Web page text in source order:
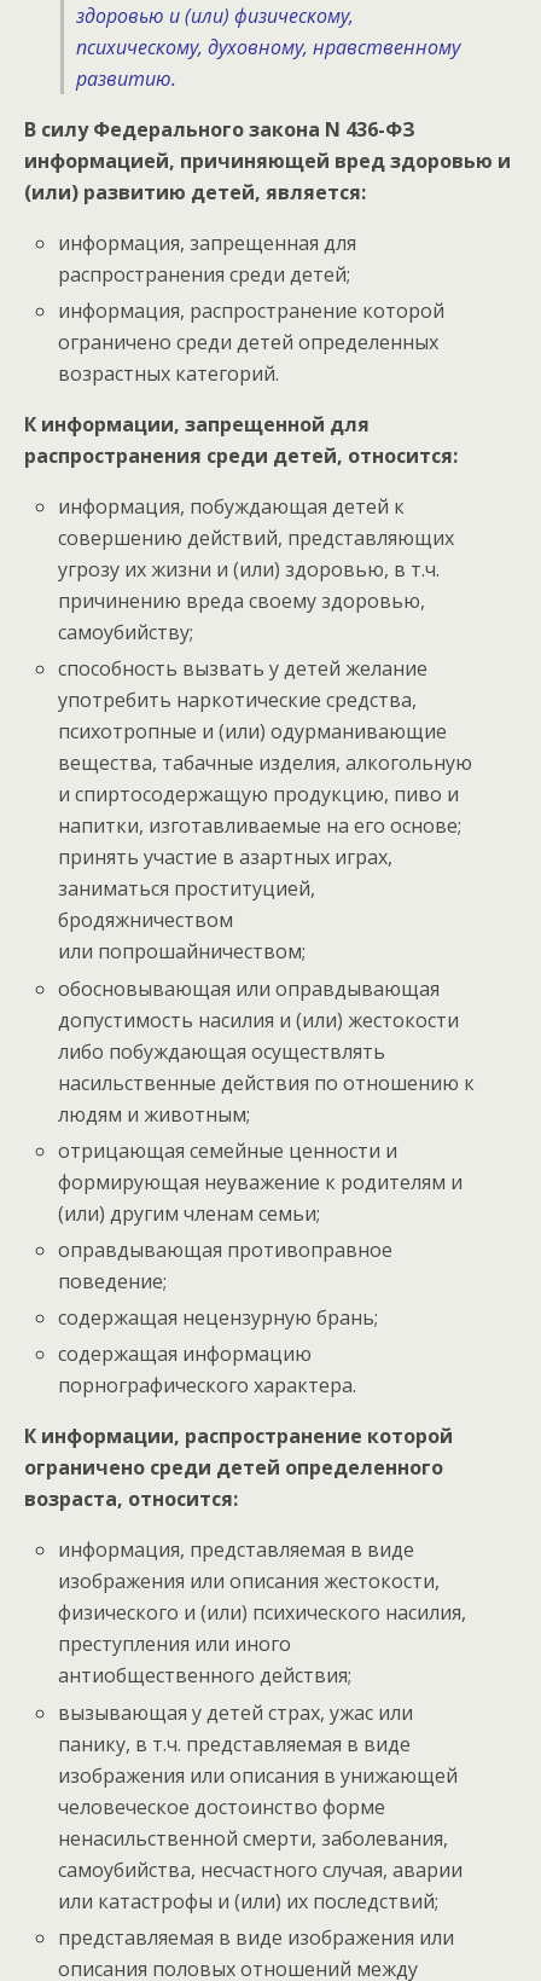
здоровью и (или) физическому,
психическому, духовному, нравственному
развитию.
В силу Федерального закона N 436-ФЗ
информацией, причиняющей вред здоровью и
(или) развитию детей, является:
информация, запрещенная для
распространения среди детей;
информация, распространение которой
ограничено среди детей определенных
возрастных категорий.
К информации, запрещенной для
распространения среди детей, относится:
информация, побуждающая детей к
совершению действий, представляющих
угрозу их жизни и (или) здоровью, в т.ч.
причинению вреда своему здоровью,
самоубийству;
способность вызвать у детей желание
употребить наркотические средства,
психотропные и (или) одурманивающие
вещества, табачные изделия, алкогольную
и спиртосодержащую продукцию, пиво и
напитки, изготавливаемые на его основе;
принять участие в азартных играх,
заниматься проституцией,
бродяжничеством
или попрошайничеством;
обосновывающая или оправдывающая
допустимость насилия и (или) жестокости
либо побуждающая осуществлять
насильственные действия по отношению к
людям и животным;
отрицающая семейные ценности и
формирующая неуважение к родителям и
(или) другим членам семьи;
оправдывающая противоправное
поведение;
содержащая нецензурную брань;
содержащая информацию
порнографического характера.
К информации, распространение которой
ограничено среди детей определенного
возраста, относится:
информация, представляемая в виде
изображения или описания жестокости,
физического и (или) психического насилия,
преступления или иного
антиобщественного действия;
вызывающая у детей страх, ужас или
панику, в т.ч. представляемая в виде
изображения или описания в унижающей
человеческое достоинство форме
ненасильственной смерти, заболевания,
самоубийства, несчастного случая, аварии
или катастрофы и (или) их последствий;
представляемая в виде изображения или
описания половых отношений между